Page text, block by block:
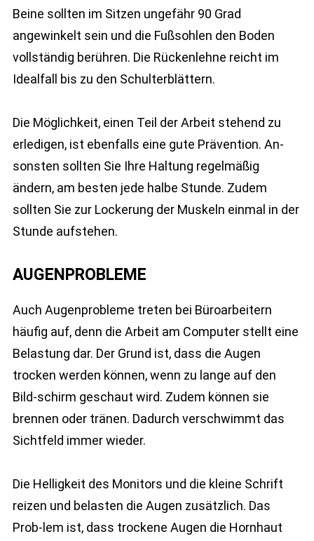
Beine sollten im Sitzen ungefähr 90 Grad
angewinkelt sein und die Fußsohlen den Boden
vollständig berühren. Die Rückenlehne reicht im
Idealfall bis zu den Schulterblättern.
Die Möglichkeit, einen Teil der Arbeit stehend zu
erledigen, ist ebenfalls eine gute Prävention. An-
sonsten sollten Sie Ihre Haltung regelmäßig
ändern, am besten jede halbe Stunde. Zudem
sollten Sie zur Lockerung der Muskeln einmal in der
Stunde aufstehen.
AUGENPROBLEME
Auch Augenprobleme treten bei Büroarbeitern
häufig auf, denn die Arbeit am Computer stellt eine
Belastung dar. Der Grund ist, dass die Augen
trocken werden können, wenn zu lange auf den
Bild-schirm geschaut wird. Zudem können sie
brennen oder tränen. Dadurch verschwimmt das
Sichtfeld immer wieder.
Die Helligkeit des Monitors und die kleine Schrift
reizen und belasten die Augen zusätzlich. Das
Prob-lem ist, dass trockene Augen die Hornhaut